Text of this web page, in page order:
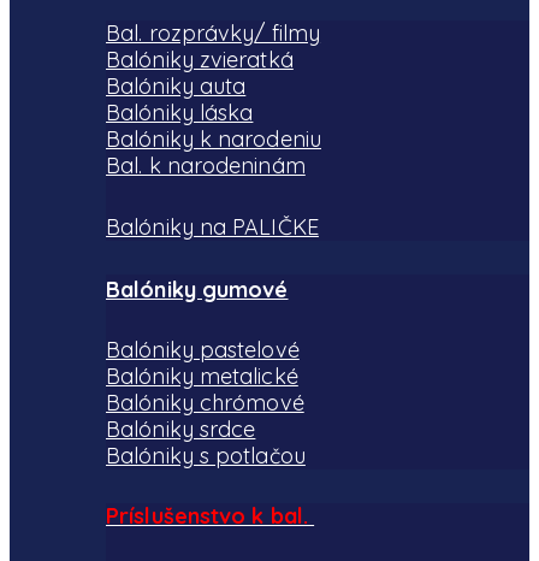
Bal. rozprávky/ filmy
Balóniky zvieratká
Balóniky auta
Balóniky láska
Balóniky k narodeniu
Bal. k narodeninám
Balóniky na PALIČKE
Balóniky gumové
Balóniky pastelové
Balóniky metalické
Balóniky chrómové
Balóniky srdce
Balóniky s potlačou
Príslušenstvo k bal.